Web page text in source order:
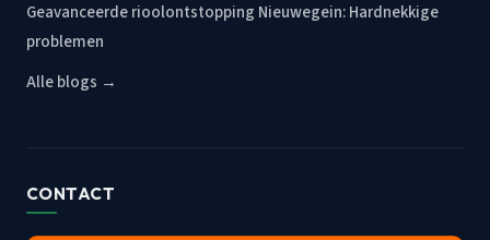
Geavanceerde rioolontstopping Nieuwegein: Hardnekkige
problemen
Alle blogs →
CONTACT